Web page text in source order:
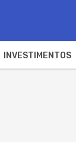
INVESTIMENTOS